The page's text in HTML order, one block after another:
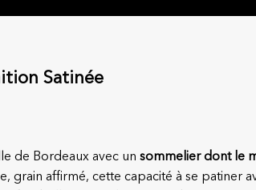
Satinée
de Bordeaux avec un sommelier dont le
grain affirmé, cette capacité à se patiner